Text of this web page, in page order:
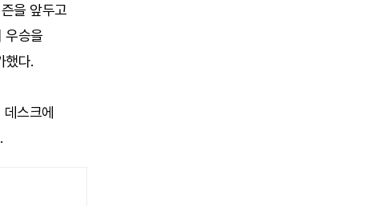
을 앞두고
우승을
했다.
스크에